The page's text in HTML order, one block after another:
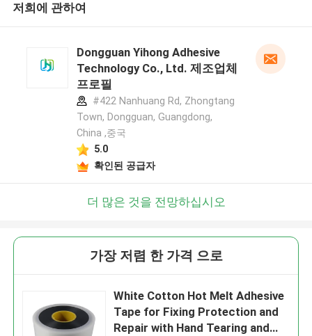
저희에 관하여
Dongguan Yihong Adhesive
Technology Co., Ltd. 제조업체
프로필
#422 Nanhuang Rd, Zhongtang
Town, Dongguan, Guangdong,
China ,중국
5.0
확인된 공급자
더 많은 것을 전망하십시오
가장 저렴 한 가격 으로
White Cotton Hot Melt Adhesive
Tape for Fixing Protection and
Repair with Hand Tearing and